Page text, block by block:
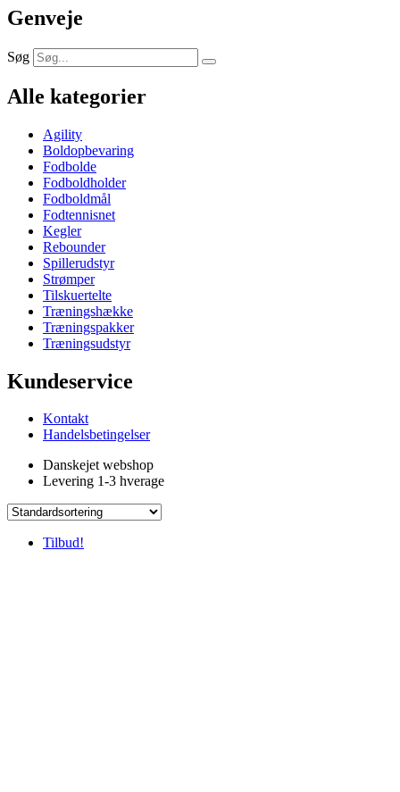
Genveje
Søg
Alle kategorier
Agility
Boldopbevaring
Fodbolde
Fodboldholder
Fodboldmål
Fodtennisnet
Kegler
Rebounder
Spillerudstyr
Strømper
Tilskuertelte
Træningshække
Træningspakker
Træningsudstyr
Kundeservice
Kontakt
Handelsbetingelser
Danskejet webshop
Levering 1-3 hverage
Tilbud!